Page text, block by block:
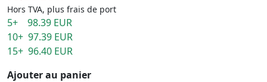
Hors TVA, plus frais de port
5+ 98.39 EUR
10+ 97.39 EUR
15+ 96.40 EUR
Ajouter au panier